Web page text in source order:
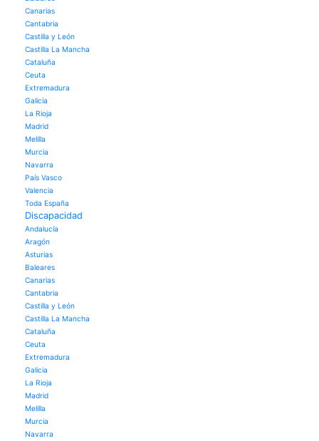
Canarias
Cantabria
Castilla y León
Castilla La Mancha
Cataluña
Ceuta
Extremadura
Galicia
La Rioja
Madrid
Melilla
Murcia
Navarra
País Vasco
Valencia
Toda España
Discapacidad
Andalucía
Aragón
Asturias
Baleares
Canarias
Cantabria
Castilla y León
Castilla La Mancha
Cataluña
Ceuta
Extremadura
Galicia
La Rioja
Madrid
Melilla
Murcia
Navarra